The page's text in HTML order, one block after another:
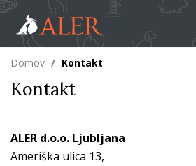
Domov / Kontakt
Kontakt
ALER d.o.o. Ljubljana
Ameriška ulica 13,